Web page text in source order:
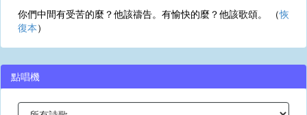
你們中間有受苦的麼？他該禱告。有愉快的麼？他該歌頌。 （恢
復本）
點唱機